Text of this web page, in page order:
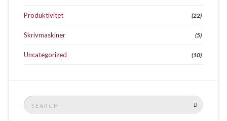
Produktivitet (22)
Skrivmaskiner (5)
Uncategorized (10)
Search
for: